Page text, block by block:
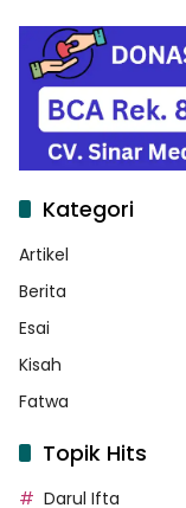
Kategori
Artikel
Berita
Esai
Kisah
Fatwa
Topik Hits
Darul Ifta